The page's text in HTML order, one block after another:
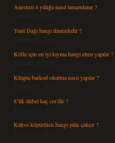
Anestezi 4 yıllığa nasıl tamamlanır ?
Ağustos 4, 2026
Yunt Dağı hangi ilimizdedir ?
Temmuz 29, 2026
Köfte için en iyi kıyma hangi etten yapılır ?
Temmuz 27, 2026
Kitapta barkod okutma nasıl yapılır ?
Temmuz 25, 2026
8’lik dübel kaç cm’dir ?
Temmuz 24, 2026
Kahve köpürtücü hangi pille çalışır ?
Temmuz 23, 2026